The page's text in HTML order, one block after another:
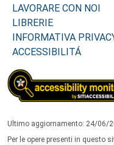
LAVORARE CON NOI
LIBRERIE
INFORMATIVA
ACCESSIBILITÁ
Ultimo aggiornamento: 24/06/
Per le opere presenti in questo